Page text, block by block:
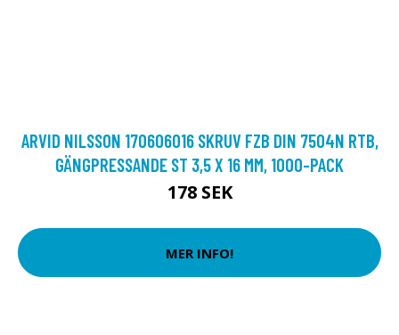
ARVID NILSSON 170606016 SKRUV FZB DIN 7504N RTB,
GÄNGPRESSANDE ST 3,5 X 16 MM, 1000-PACK
178 SEK
MER INFO!